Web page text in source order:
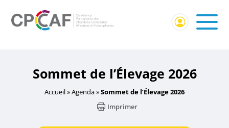
Sommet de l’Élevage 2026
Accueil»Agenda»Sommet de l’Élevage 2026
Imprimer